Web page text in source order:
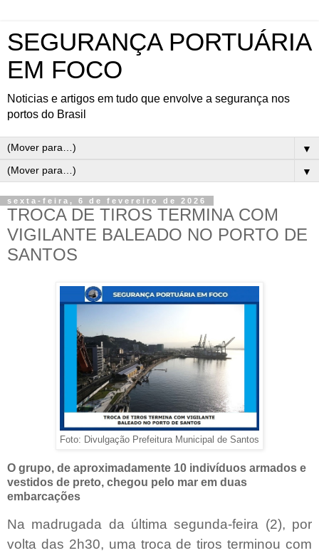
SEGURANÇA PORTUÁRIA
EM FOCO
Noticias e artigos em tudo que envolve a segurança nos
portos do Brasil
▼
▼
sexta-feira, 6 de fevereiro de 2026
TROCA DE TIROS TERMINA COM
VIGILANTE BALEADO NO PORTO DE
SANTOS
Foto: Divulgação Prefeitura Municipal de Santos
O grupo, de aproximadamente 10 indivíduos armados e
vestidos de preto, chegou pelo mar em duas
embarcações
Na madrugada da última segunda-feira (2), por
volta das 2h30, uma troca de tiros terminou com